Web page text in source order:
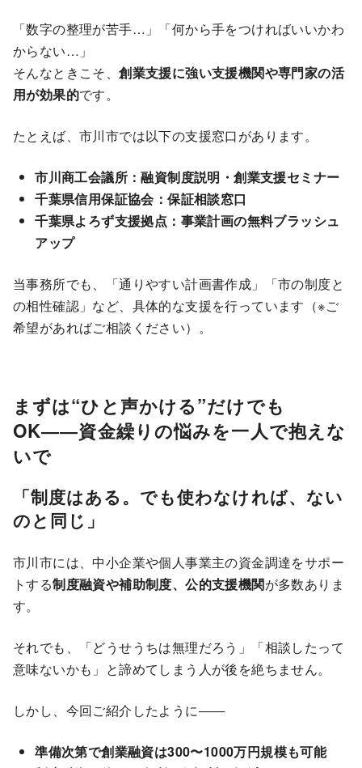
「数字の整理が苦手…」「何から手をつければいいかわ
からない…」
そんなときこそ、創業支援に強い支援機関や専門家の活
用が効果的です。
たとえば、市川市では以下の支援窓口があります。
市川商工会議所：融資制度説明・創業支援セミナー
千葉県信用保証協会：保証相談窓口
千葉県よろず支援拠点：事業計画の無料ブラッシュ
アップ
当事務所でも、「通りやすい計画書作成」「市の制度と
の相性確認」など、具体的な支援を行っています（※ご
希望があればご相談ください）。
まずは“ひと声かける”だけでも
OK――資金繰りの悩みを一人で抱えな
いで
「制度はある。でも使わなければ、ない
のと同じ」
市川市には、中小企業や個人事業主の資金調達をサポー
トする制度融資や補助制度、公的支援機関が多数ありま
す。
それでも、「どうせうちは無理だろう」「相談したって
意味ないかも」と諦めてしまう人が後を絶ちません。
しかし、今回ご紹介したように――
準備次第で創業融資は300〜1000万円規模も可能